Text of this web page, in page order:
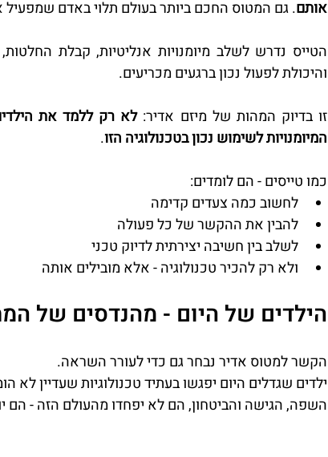
אותם. גם המטוס החכם ביותר בעולם תלוי באדם שמפעיל
והיכולת לפעול נכון ברגעים מכריעים.
זו בדיוק המהות של מיזם אדיר:
המיומנויות לשימוש נכון בטכנולוגיה הזו.
כמו טייסים - הם לומדים:
לחשוב כמה צעדים קדימה
להבין את ההקשר של כל פעולה
לשלב בין חשיבה יצירתית לדיוק טכני
ולא רק להכיר טכנולוגיה - אלא מובילים אותה
הילדים של היום - מהנדסים של
הקשר למטוס אדיר נבחר גם כדי לעורר השראה.
ילדים שגדלים היום יפגשו בעתיד טכנולוגיות שעדיין
השפה, הגישה והביטחון, הם לא יפחדו מהעולם הזה - הם